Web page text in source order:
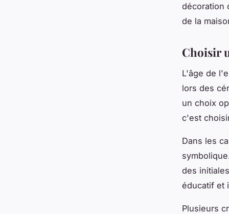
décoration
de la
Choisir
L'âge de
lors des
un choix
c'est
Dans les
des
éducatif et
Plusieurs